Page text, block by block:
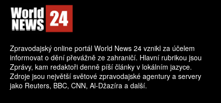
Zpravodajský online portál World News 24 vznikl za účelem
informovat o dění převážně ze zahraničí. Hlavní rubrikou jsou
Zprávy, kam redaktoři denně píší články v lokálním jazyce.
Zdroje jsou největší světové zpravodajské agentury a servery
jako Reuters, BBC, CNN, Al-Džazíra a další.